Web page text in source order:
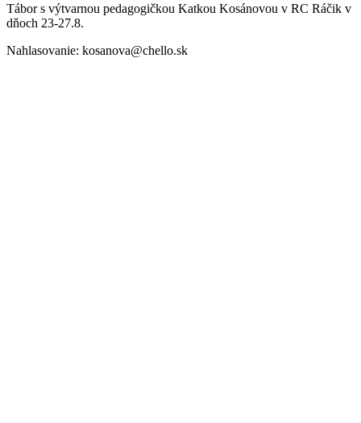
Tábor s výtvarnou pedagogičkou Katkou Kosánovou v RC Ráčik v
dňoch 23-27.8.
Nahlasovanie: kosanova@chello.sk